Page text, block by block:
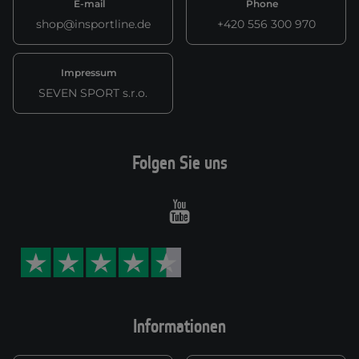
E-mail
shop@insportline.de
Phone
+420 556 300 970
Impressum
SEVEN SPORT s.r.o.
Informationen
Folgen Sie uns
Youtube